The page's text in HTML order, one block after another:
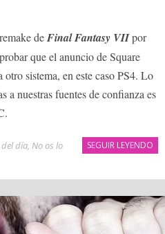
deFinal Fantasy VIIpor
que el anuncio de Square
sistema, en este caso PS4. Lo
a nuestras fuentes de confianza es
SEGUIR LEYENDO
día, No os lo